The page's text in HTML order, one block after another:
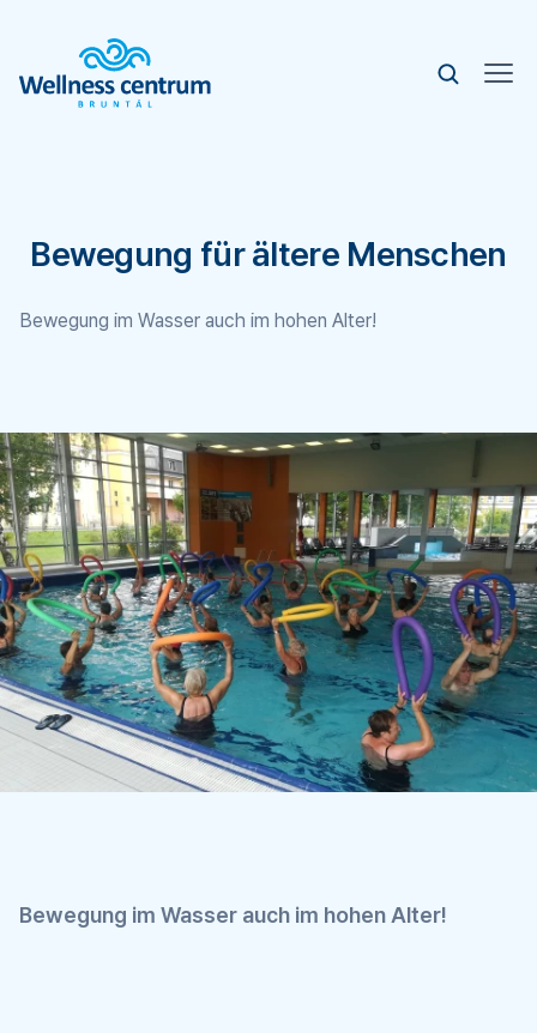
Bewegung für ältere Menschen
Bewegung im Wasser auch im hohen Alter!
Bewegung im Wasser auch im hohen Alter!